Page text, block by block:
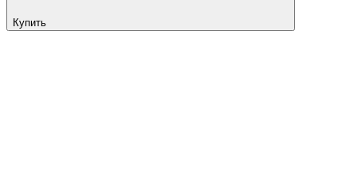
Купить